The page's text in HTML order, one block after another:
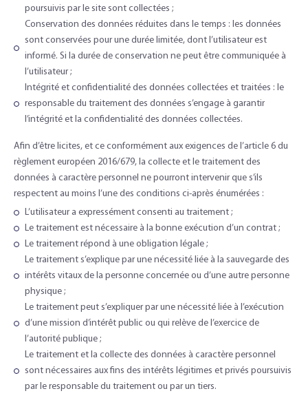
poursuivis par le site sont collectées ;
Conservation des données réduites dans le temps : les données
sont conservées pour une durée limitée, dont l’utilisateur est
informé. Si la durée de conservation ne peut être communiquée à
l’utilisateur ;
Intégrité et confidentialité des données collectées et traitées : le
responsable du traitement des données s’engage à garantir
l’intégrité et la confidentialité des données collectées.
Afin d’être licites, et ce conformément aux exigences de l’article 6 du
règlement européen 2016/679, la collecte et le traitement des
données à caractère personnel ne pourront intervenir que s’ils
respectent au moins l’une des conditions ci-après énumérées :
L’utilisateur a expressément consenti au traitement ;
Le traitement est nécessaire à la bonne exécution d’un contrat ;
Le traitement répond à une obligation légale ;
Le traitement s’explique par une nécessité liée à la sauvegarde des
intérêts vitaux de la personne concernée ou d’une autre personne
physique ;
Le traitement peut s’expliquer par une nécessité liée à l’exécution
d’une mission d’intérêt public ou qui relève de l’exercice de
l’autorité publique ;
Le traitement et la collecte des données à caractère personnel
sont nécessaires aux fins des intérêts légitimes et privés poursuivis
par le responsable du traitement ou par un tiers.